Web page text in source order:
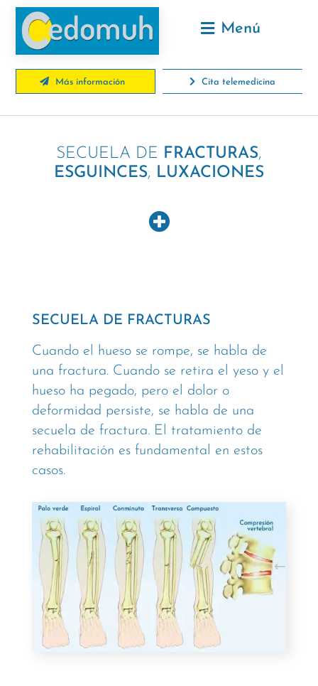
Menú
Más información Cita telemedicina
SECUELA DE FRACTURAS,
ESGUINCES, LUXACIONES
SECUELA DE FRACTURAS
Cuando el hueso se rompe, se habla de
una fractura. Cuando se retira el yeso y el
hueso ha pegado, pero el dolor o
deformidad persiste, se habla de una
secuela de fractura. El tratamiento de
rehabilitación es fundamental en estos
casos.